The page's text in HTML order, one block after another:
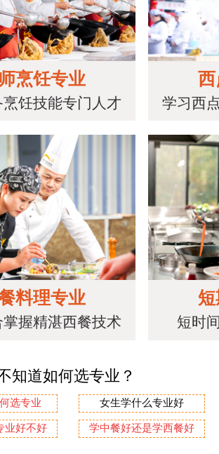
烹饪专业
饪技能专门人才 学习西
料理专业
握精湛西餐技术 短时
知道如何选专业？
选专业 女生学什么专业好
业好不好 学中餐好还是学西餐好